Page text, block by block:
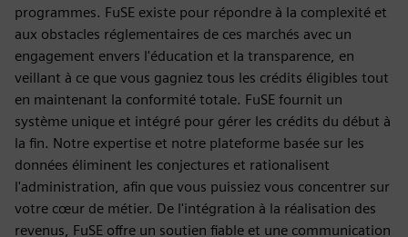
programmes. FuSE existe pour répondre à la complexité et
aux obstacles réglementaires de ces marchés avec un
engagement envers l'éducation et la transparence, en
veillant à ce que vous gagniez tous les crédits éligibles tout
en maintenant la conformité totale. FuSE fournit un
système unique et intégré pour gérer les crédits du début à
la fin. Notre expertise et notre plateforme basée sur les
données éliminent les conjectures et rationalisent
l'administration, afin que vous puissiez vous concentrer sur
votre cœur de métier. De l'intégration à la réalisation des
revenus, FuSE offre un soutien fiable et une communication